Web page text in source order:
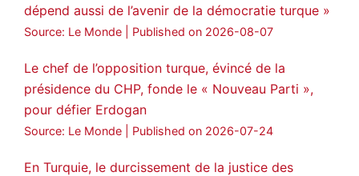
🔗https://medyanews.rs/h4lwBwQ
3 2 Twitter
Voir plus...
dépend aussi de l’avenir de la démocratie turque »
Source: Le Monde Published on 2026-08-07
Le chef de l’opposition turque, évincé de la
présidence du CHP, fonde le « Nouveau Parti »,
pour défier Erdogan
Source: Le Monde Published on 2026-07-24
En Turquie, le durcissement de la justice des